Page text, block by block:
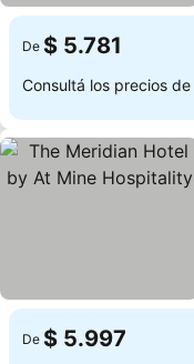
De $ 5.781
Consultá los precios de
De $ 5.997